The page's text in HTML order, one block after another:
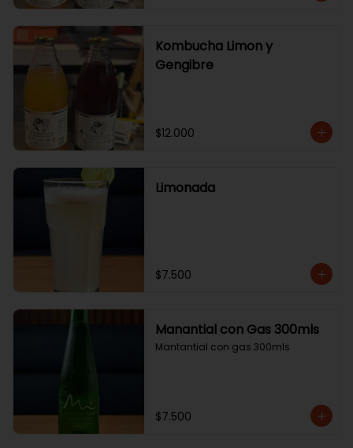
Kombucha Limon y
Gengibre
$12.000
Limonada
$7.500
Manantial con Gas 300mls
Mantantial con gas 300mls
$7.500